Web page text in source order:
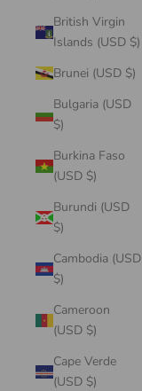
British Virgin
Islands (USD $)
Brunei (USD $)
Bulgaria (USD
$)
Burkina Faso
(USD $)
Burundi (USD
$)
Cambodia (USD
$)
Cameroon
(USD $)
Cape Verde
(USD $)